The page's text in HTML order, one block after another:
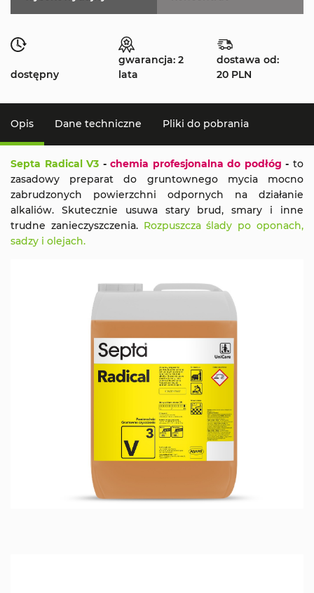
dostępny
gwarancja: 2
lata
dostawa od:
20 PLN
Opis Dane techniczne Pliki do pobrania
Septa Radical V3 -chemia profesjonalna do podłóg -to
zasadowy preparat do gruntownego mycia mocno
zabrudzonych powierzchni odpornych na działanie
alkaliów. Skutecznie usuwa stary brud, smary i inne
trudne zanieczyszczenia. Rozpuszcza ślady po oponach,
sadzy i olejach.